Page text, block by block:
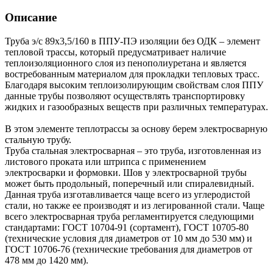
Описание
Труба э/с 89х3,5/160 в ППУ-ПЭ изоляции без ОДК – элемент
тепловой трассы, который предусматривает наличие
теплоизоляционного слоя из пенополиуретана и является
востребованным материалом для прокладки тепловых трасс.
Благодаря высоким теплоизолирующим свойствам слоя ППУ
данные трубы позволяют осуществлять транспортировку
жидких и газообразных веществ при различных температурах.
В этом элементе теплотрассы за основу берем электросварную
стальную трубу.
Труба стальная электросварная – это труба, изготовленная из
листового проката или штрипса с применением
электросварки и формовки. Шов у электросварной трубы
может быть продольный, поперечный или спиралевидный.
Данная труба изготавливается чаще всего из углеродистой
стали, но также ее производят и из легированной стали. Чаще
всего электросварная труба регламентируется следующими
стандартами: ГОСТ 10704-91 (сортамент), ГОСТ 10705-80
(технические условия для диаметров от 10 мм до 530 мм) и
ГОСТ 10706-76 (технические требования для диаметров от
478 мм до 1420 мм).